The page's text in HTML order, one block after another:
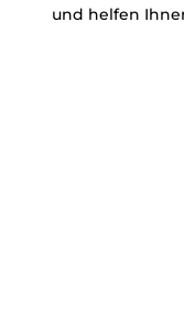
und helfen